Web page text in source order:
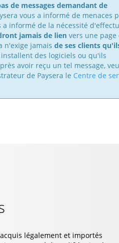
de messages demandant de
vous a informé de menaces
a informé de la nécessité
jamais de lien vers une page
n'exige jamais de ses clients
des logiciels ou qu'ils
avoir reçu un tel message,
de Paysera le Centre de
légalement et importés